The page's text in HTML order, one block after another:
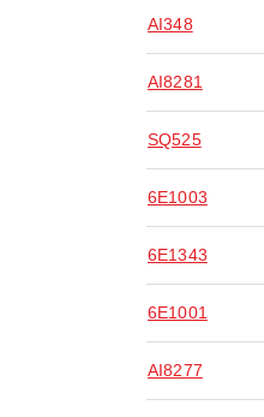
AI348
AI8281
SQ525
6E1003
6E1343
6E1001
AI8277